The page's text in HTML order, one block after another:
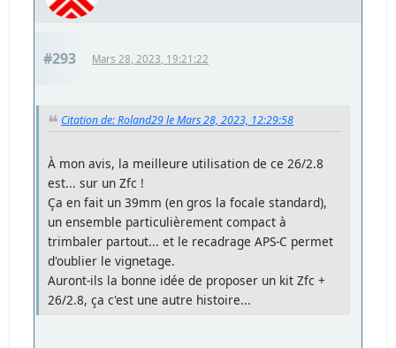
#293 Mars 28, 2023, 19:21:22
Citation de: Roland29 le Mars 28, 2023, 12:29:58
À mon avis, la meilleure utilisation de ce 26/2.8
est... sur un Zfc !
Ça en fait un 39mm (en gros la focale standard),
un ensemble particulièrement compact à
trimbaler partout... et le recadrage APS-C permet
d'oublier le vignetage.
Auront-ils la bonne idée de proposer un kit Zfc +
26/2.8, ça c'est une autre histoire...